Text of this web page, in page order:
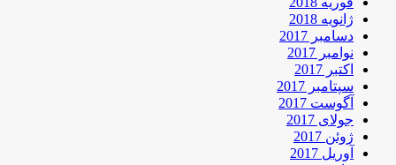
ژانویه 2018
دسامبر 2017
نوامبر 2017
اکتبر 2017
سپتامبر 2017
آگوست 2017
جولای 2017
ژوئن 2017
آوریل 2017